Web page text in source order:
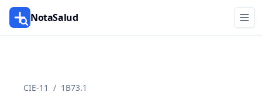
NotaSalud
CIE-11 / 1B73.1